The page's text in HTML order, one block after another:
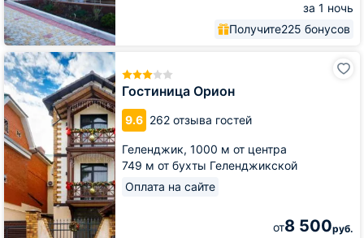
за 1 ночь
Получите225 бонусов
Гостиница Орион
9.6 262 отзыва гостей
Геленджик, 1000 м от центра
749 м от бухты Геленджикской
Оплата на сайте
от8 500руб.
Гостиница
Орион